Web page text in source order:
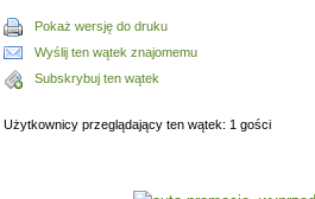
Pokaż wersję do druku
Wyślij ten wątek znajomemu
Subskrybuj ten wątek
Użytkownicy przeglądający ten wątek: 1 gości